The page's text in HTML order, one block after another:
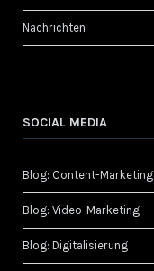
Nachrichten
SOCIAL MEDIA
Blog: Content-Marketing
Blog: Video-Marketing
Blog: Digitalisierung